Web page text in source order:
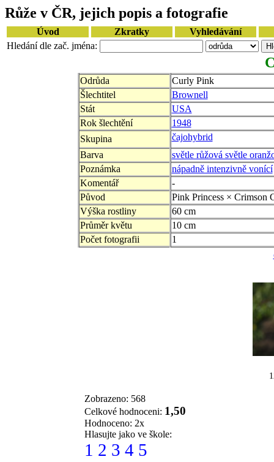
Růže v ČR, jejich popis a fotografie
Úvod Zkratky
Vyhledávání
Hledání dle zač. jména:
Odrůda
Curly Pink
Šlechtitel
Brownell
Stát
USA
Rok šlechtění
1948
Skupina
čajohybrid
Barva
světle růžová světle
Poznámka
nápadně intenzivně vonící
Komentář
-
Původ
Pink Princess × Crimson
Výška rostliny
60 cm
Průměr květu
10 cm
Počet fotografii
1
Zobrazeno: 568
Celkové hodnoceni: 1,50
Hodnoceno: 2x
Hlasujte jako ve škole:
1 2 3 4 5